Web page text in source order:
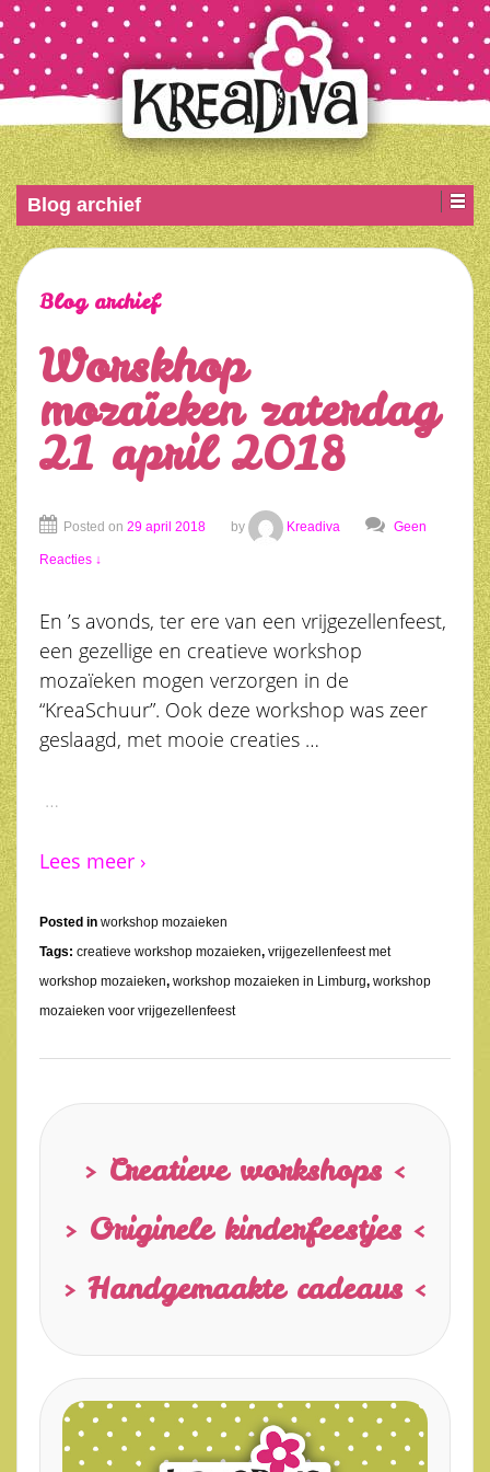
Blog archief
Blog archief
Worskhop
mozaïeken zaterdag
21 april 2018
Posted on 29 april 2018 by Kreadiva Geen
Reacties ↓
En ’s avonds, ter ere van een vrijgezellenfeest,
een gezellige en creatieve workshop
mozaïeken mogen verzorgen in de
“KreaSchuur”. Ook deze workshop was zeer
geslaagd, met mooie creaties …
…
Lees meer ›
Posted in workshop mozaieken
Tags: creatieve workshop mozaieken, vrijgezellenfeest met
workshop mozaieken, workshop mozaieken in Limburg, workshop
mozaieken voor vrijgezellenfeest
> Creatieve workshops <
> Originele kinderfeestjes <
> Handgemaakte cadeaus <